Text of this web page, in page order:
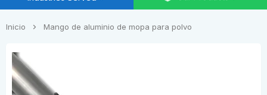
Inicio Mango de aluminio de mopa para polvo